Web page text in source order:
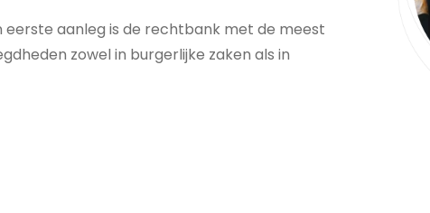
eerste aanleg is de rechtbank met de meest
zowel in burgerlijke zaken als in